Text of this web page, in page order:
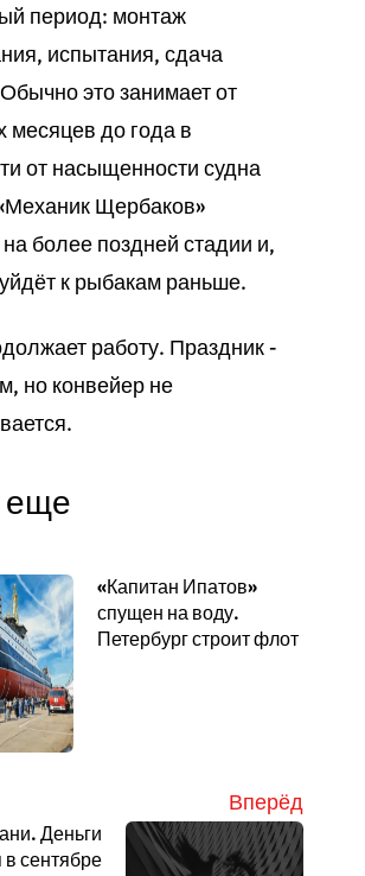
период: монтаж
испытания, сдача
Обычно это занимает от
месяцев до года в
от насыщенности судна
Щербаков»
более поздней стадии и,
к рыбакам раньше.
работу. Праздник -
но конвейер не
еще
«Капитан Ипатов»
спущен на воду.
Петербург строит флот
Вперёд
Деньги
в сентябре